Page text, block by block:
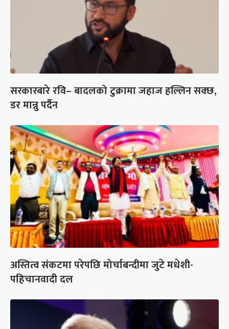
सरकारबारे रवि– बादलको टुक्रामा जहाज हल्लिन सक्छ,
डर मान्नु पर्दैन
अस्तित्व संकटमा परेपछि मोर्चाबन्दीमा जुटे मधेशी-
पहिचानवादी दल